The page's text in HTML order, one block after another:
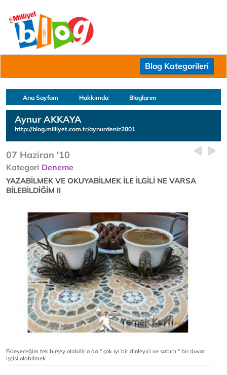
Blog Kategorileri
Ana Sayfam Hakkımda Bloglarım
Aynur AKKAYA
http://blog.milliyet.com.tr/aynurdeniz2001
07 Haziran '10
Kategori Deneme
YAZABİLMEK VE OKUYABİLMEK İLE İLGİLİ NE VARSA
BİLEBİLDİĞİM II
Ekleyeceğim tek birşey olabilir o da " çok iyi bir dinleyici ve sabırlı " bir duvar
işçisi olabilmek